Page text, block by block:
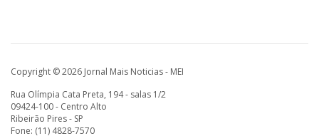
Copyright © 2026 Jornal Mais Noticias - MEI
Rua Olímpia Cata Preta, 194 - salas 1/2
09424-100 - Centro Alto
Ribeirão Pires - SP
Fone: (11) 4828-7570